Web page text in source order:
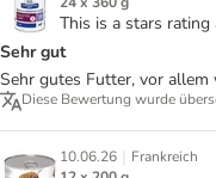
This is a stars
Sehr gut
Sehr gutes Futter, vor
Diese Bewertung wurde
10.06.26 | Frankreich